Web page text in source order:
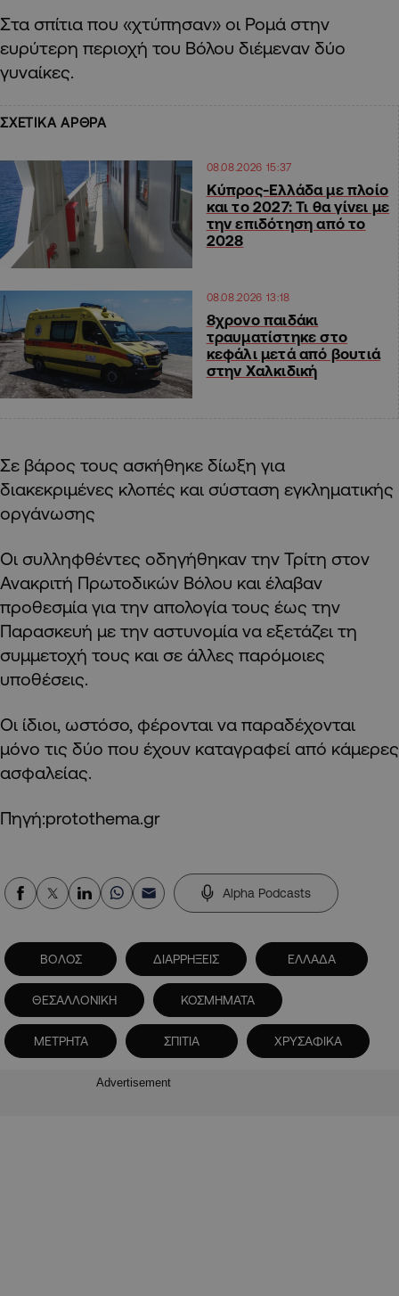
Στα σπίτια που «χτύπησαν» οι Ρομά στην
ευρύτερη περιοχή του Βόλου διέμεναν δύο
γυναίκες.
ΣΧΕΤΙΚΑ ΑΡΘΡΑ
08.08.2026 15:37
Κύπρος-Ελλάδα με πλοίο
και το 2027: Τι θα γίνει με
την επιδότηση από το
2028
08.08.2026 13:18
8χρονο παιδάκι
τραυματίστηκε στο
κεφάλι μετά από βουτιά
στην Χαλκιδική
Σε βάρος τους ασκήθηκε δίωξη για
διακεκριμένες κλοπές και σύσταση εγκληματικής
οργάνωσης
Οι συλληφθέντες οδηγήθηκαν την Τρίτη στον
Ανακριτή Πρωτοδικών Βόλου και έλαβαν
προθεσμία για την απολογία τους έως την
Παρασκευή με την αστυνομία να εξετάζει τη
συμμετοχή τους και σε άλλες παρόμοιες
υποθέσεις.
Οι ίδιοι, ωστόσο, φέρονται να παραδέχονται
μόνο τις δύο που έχουν καταγραφεί από κάμερες
ασφαλείας.
Πηγή:protothema.gr
Alpha Podcasts
ΒΟΛΟΣ ΔΙΑΡΡΗΞΕΙΣ ΕΛΛΑΔΑ
ΘΕΣΑΛΛΟΝΙΚΗ ΚΟΣΜΗΜΑΤΑ
ΜΕΤΡΗΤΑ ΣΠΙΤΙΑ ΧΡΥΣΑΦΙΚΑ
Advertisement